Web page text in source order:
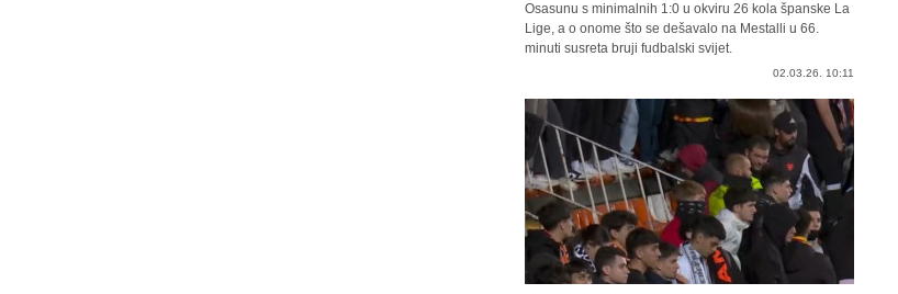
Osasunu s minimalnih 1:0 u okviru 26 kola španske La
Lige, a o onome što se dešavalo na Mestalli u 66.
minuti susreta bruji fudbalski svijet.
02.03.26. 10:11